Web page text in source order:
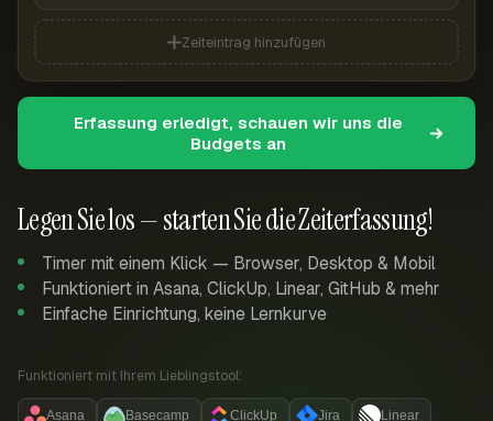
Legen Sie los — starten Sie die Zeiterfassung!
Timer mit einem Klick — Browser, Desktop & Mobil
Funktioniert in Asana, ClickUp, Linear, GitHub & mehr
Einfache Einrichtung, keine Lernkurve
Funktioniert mit Ihrem Lieblingstool:
Asana Basecamp ClickUp Jira Linear
Zeiteintrag hinzufügen
Erfassung erledigt, schauen wir uns die
Budgets an